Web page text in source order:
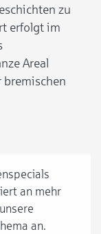
zu
erfolgt im
Areal
bremischen
an mehr
an.